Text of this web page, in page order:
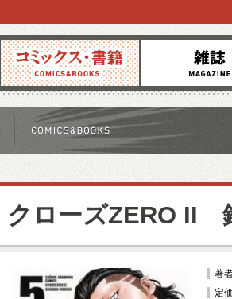
コミックス 雑誌
クローズZERO II
著
定